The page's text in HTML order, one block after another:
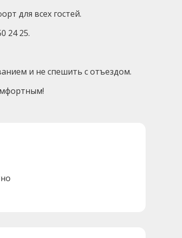
для всех гостей.
24 25.
и не спешить с отъездом.